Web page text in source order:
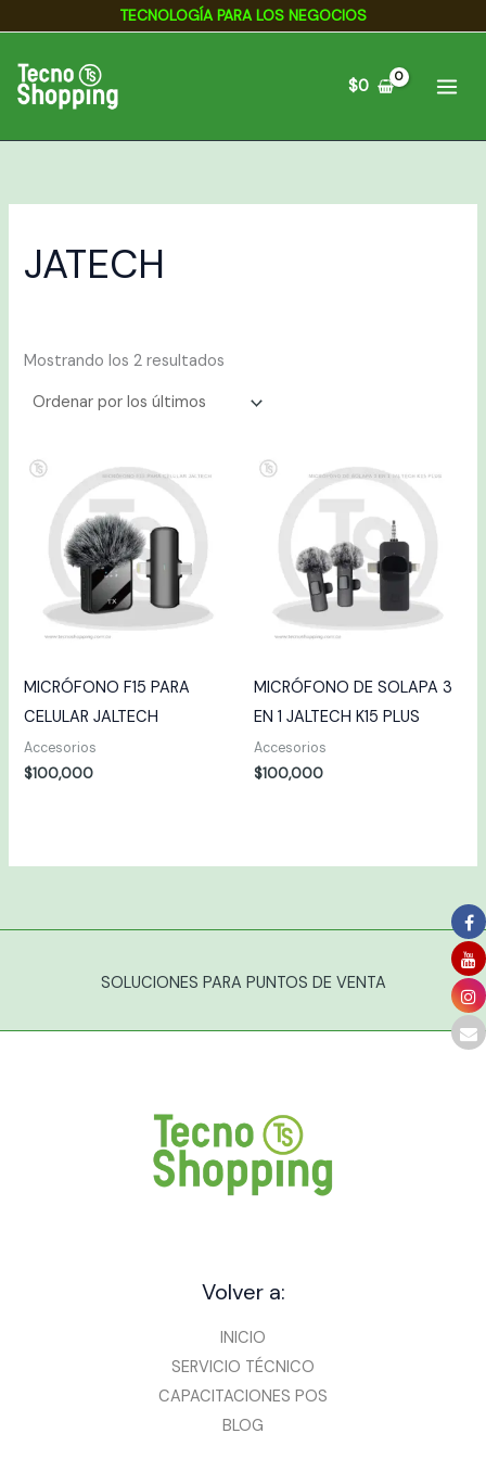
contenido
TECNOLOGÍA PARA LOS NEGOCIOS
$0
JATECH
Mostrando los 2 resultados
Ordenado
por
los
MICRÓFONO F15 PARA
CELULAR JALTECH
Accesorios
$100,000
MICRÓFONO DE SOLAPA 3
EN 1 JALTECH K15 PLUS
Accesorios
$100,000
SOLUCIONES PARA PUNTOS DE VENTA
Volver a:
INICIO
SERVICIO TÉCNICO
CAPACITACIONES POS
BLOG